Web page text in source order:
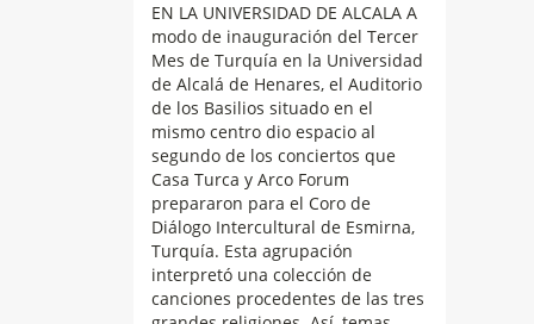
EN LA UNIVERSIDAD DE ALCALA A
modo de inauguración del Tercer
Mes de Turquía en la Universidad
de Alcalá de Henares, el Auditorio
de los Basilios situado en el
mismo centro dio espacio al
segundo de los conciertos que
Casa Turca y Arco Forum
prepararon para el Coro de
Diálogo Intercultural de Esmirna,
Turquía. Esta agrupación
interpretó una colección de
canciones procedentes de las tres